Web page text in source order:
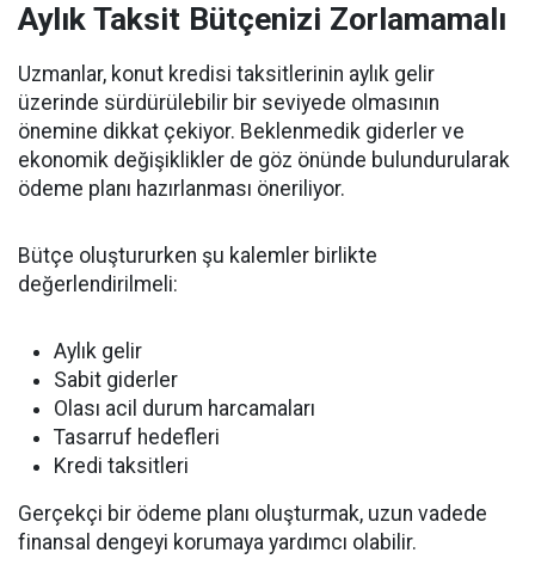
Aylık Taksit Bütçenizi Zorlamamalı
Uzmanlar, konut kredisi taksitlerinin aylık gelir
üzerinde sürdürülebilir bir seviyede olmasının
önemine dikkat çekiyor. Beklenmedik giderler ve
ekonomik değişiklikler de göz önünde bulundurularak
ödeme planı hazırlanması öneriliyor.
Bütçe oluştururken şu kalemler birlikte
değerlendirilmeli:
Aylık gelir
Sabit giderler
Olası acil durum harcamaları
Tasarruf hedefleri
Kredi taksitleri
Gerçekçi bir ödeme planı oluşturmak, uzun vadede
finansal dengeyi korumaya yardımcı olabilir.